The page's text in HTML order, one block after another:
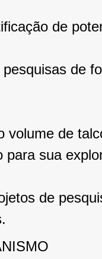
de
de
volume de
para sua
de